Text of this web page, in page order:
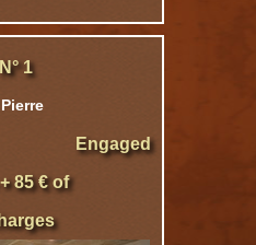
1
Engaged
85 € of